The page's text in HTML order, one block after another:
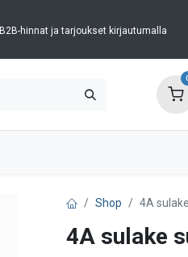
B2B-hinnat ja tarjoukset kirjautumalla
Shop 4A
4A sulake